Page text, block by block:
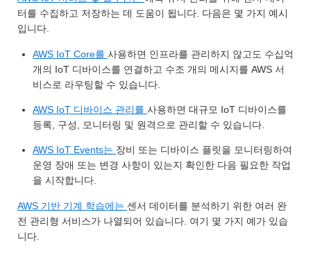
터를 수집하고 저장하는 데 도움이 됩니다. 다음은 몇 가지 예시
입니다.
AWS IoT Core를 사용하면 인프라를 관리하지 않고도 수십억
개의 IoT 디바이스를 연결하고 수조 개의 메시지를 AWS 서
비스로 라우팅할 수 있습니다.
AWS IoT 디바이스 관리를 사용하면 대규모 IoT 디바이스를
등록, 구성, 모니터링 및 원격으로 관리할 수 있습니다.
AWS IoT Events는 장비 또는 디바이스 플릿을 모니터링하여
운영 장애 또는 변경 사항이 있는지 확인한 다음 필요한 작업
을 시작합니다.
AWS 기반 기계 학습에는 센서 데이터를 분석하기 위한 여러 완
전 관리형 서비스가 나열되어 있습니다. 여기 몇 가지 예가 있습
니다.